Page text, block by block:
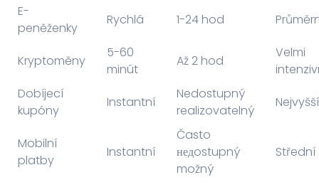
E-
peněženky
Rychlá 1-24 hod
Kryptoměny
5-60
minút
Až 2 hod
Velmi
Dobíjecí
kupóny
Instantní
Nedostupný
realizovatelný
Nejvyšší
Mobilní
platby
Instantní
Často
недostupný
možný
Střední